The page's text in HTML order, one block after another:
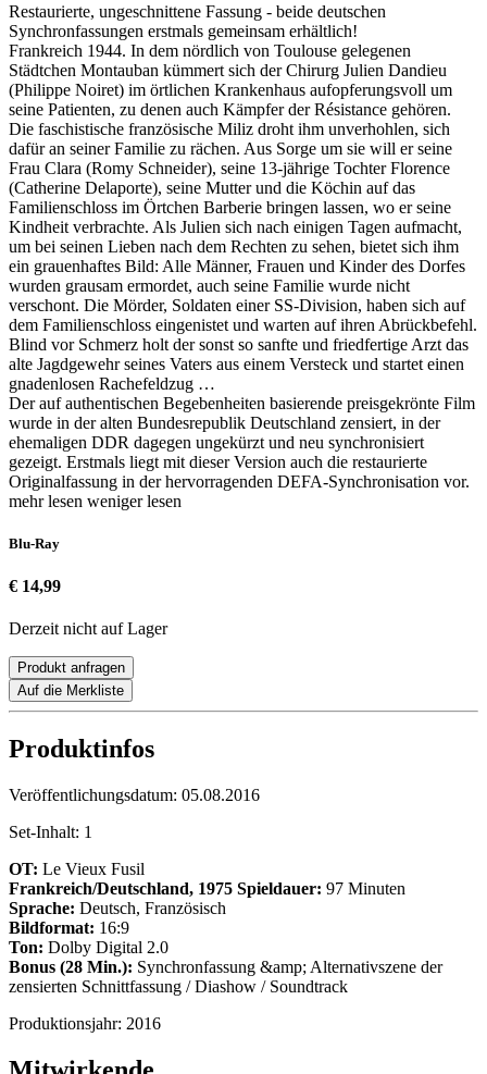
Restaurierte, ungeschnittene Fassung - beide deutschen
Synchronfassungen erstmals gemeinsam erhältlich!
Frankreich 1944. In dem nördlich von Toulouse gelegenen
Städtchen Montauban kümmert sich der Chirurg Julien Dandieu
(Philippe Noiret) im örtlichen Krankenhaus aufopferungsvoll um
seine Patienten, zu denen auch Kämpfer der Résistance gehören.
Die faschistische französische Miliz droht ihm unverhohlen, sich
dafür an seiner Familie zu rächen. Aus Sorge um sie will er seine
Frau Clara (Romy Schneider), seine 13-jährige Tochter Florence
(Catherine Delaporte), seine Mutter und die Köchin auf das
Familienschloss im Örtchen Barberie bringen lassen, wo er seine
Kindheit verbrachte. Als Julien sich nach einigen Tagen aufmacht,
um bei seinen Lieben nach dem Rechten zu sehen, bietet sich ihm
ein grauenhaftes Bild: Alle Männer, Frauen und Kinder des Dorfes
wurden grausam ermordet, auch seine Familie wurde nicht
verschont. Die Mörder, Soldaten einer SS-Division, haben sich auf
dem Familienschloss eingenistet und warten auf ihren Abrückbefehl.
Blind vor Schmerz holt der sonst so sanfte und friedfertige Arzt das
alte Jagdgewehr seines Vaters aus einem Versteck und startet einen
gnadenlosen Rachefeldzug …
Der auf authentischen Begebenheiten basierende preisgekrönte Film
wurde in der alten Bundesrepublik Deutschland zensiert, in der
ehemaligen DDR dagegen ungekürzt und neu synchronisiert
gezeigt. Erstmals liegt mit dieser Version auch die restaurierte
Originalfassung in der hervorragenden DEFA-Synchronisation vor.
mehr lesen weniger lesen
Blu-Ray
€ 14,99
Derzeit nicht auf Lager
Produkt anfragen
Auf die Merkliste
Produktinfos
Veröffentlichungsdatum: 05.08.2016
Set-Inhalt: 1
OT: Le Vieux Fusil
Frankreich/Deutschland, 1975 Spieldauer: 97 Minuten
Sprache: Deutsch, Französisch
Bildformat: 16:9
Ton: Dolby Digital 2.0
Bonus (28 Min.): Synchronfassung &amp; Alternativszene der
zensierten Schnittfassung / Diashow / Soundtrack
Produktionsjahr: 2016